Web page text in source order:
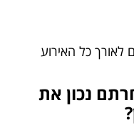
לאורך כל האירוע
נכון את